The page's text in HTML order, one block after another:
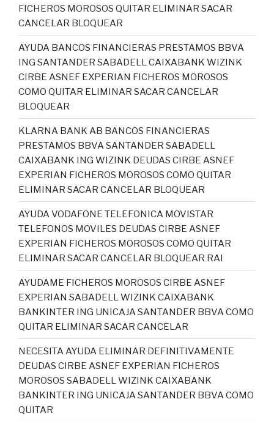
FICHEROS MOROSOS QUITAR ELIMINAR SACAR
CANCELAR BLOQUEAR
AYUDA BANCOS FINANCIERAS PRESTAMOS BBVA
ING SANTANDER SABADELL CAIXABANK WIZINK
CIRBE ASNEF EXPERIAN FICHEROS MOROSOS
COMO QUITAR ELIMINAR SACAR CANCELAR
BLOQUEAR
KLARNA BANK AB BANCOS FINANCIERAS
PRESTAMOS BBVA SANTANDER SABADELL
CAIXABANK ING WIZINK DEUDAS CIRBE ASNEF
EXPERIAN FICHEROS MOROSOS COMO QUITAR
ELIMINAR SACAR CANCELAR BLOQUEAR
AYUDA VODAFONE TELEFONICA MOVISTAR
TELEFONOS MOVILES DEUDAS CIRBE ASNEF
EXPERIAN FICHEROS MOROSOS COMO QUITAR
ELIMINAR SACAR CANCELAR BLOQUEAR RAI
AYUDAME FICHEROS MOROSOS CIRBE ASNEF
EXPERIAN SABADELL WIZINK CAIXABANK
BANKINTER ING UNICAJA SANTANDER BBVA COMO
QUITAR ELIMINAR SACAR CANCELAR
NECESITA AYUDA ELIMINAR DEFINITIVAMENTE
DEUDAS CIRBE ASNEF EXPERIAN FICHEROS
MOROSOS SABADELL WIZINK CAIXABANK
BANKINTER ING UNICAJA SANTANDER BBVA COMO
QUITAR